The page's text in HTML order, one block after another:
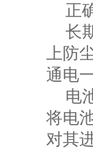
正
长
上防
通电
电
将电
对其